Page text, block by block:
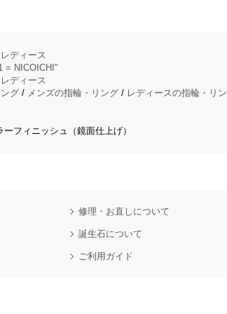
レディース
= NICOICHI"
レディース
グ / メンズの指輪・リング / レディースの指輪・リン
フィニッシュ（鏡面仕上げ）
修理・お直しについて
誕生石について
ご利用ガイド